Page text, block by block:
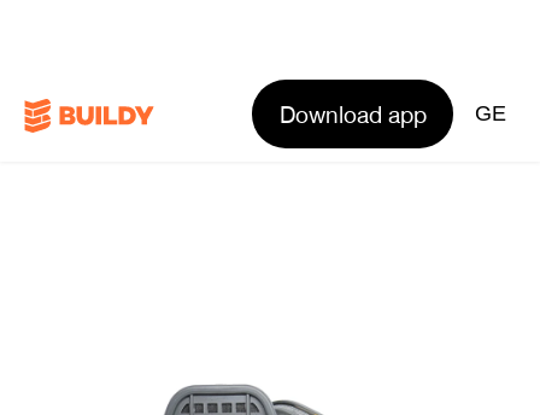
Download app GE